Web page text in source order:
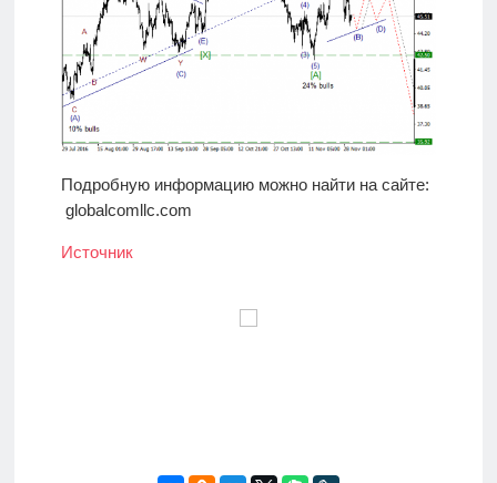
Подробную информацию можно найти на сайте:
globalcomllc.com
Источник